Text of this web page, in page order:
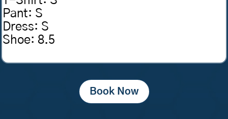
Pant: S
Dress: S
Shoe: 8.5
Book Now